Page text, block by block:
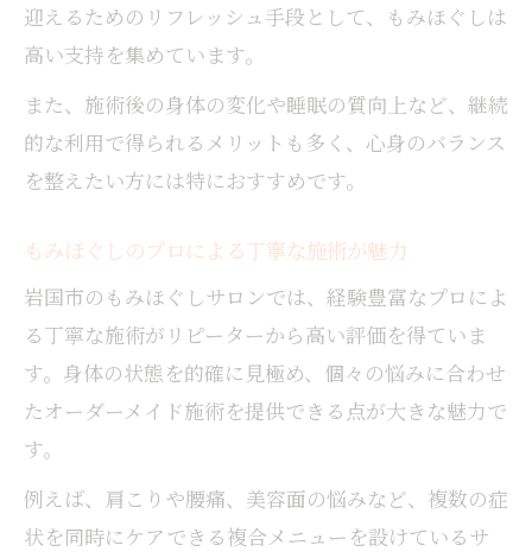
迎えるためのリフレッシュ手段として、もみほぐしは
高い支持を集めています。
また、施術後の身体の変化や睡眠の質向上など、継続
的な利用で得られるメリットも多く、心身のバランス
を整えたい方には特におすすめです。
もみほぐしのプロによる丁寧な施術が魅力
岩国市のもみほぐしサロンでは、経験豊富なプロによ
る丁寧な施術がリピーターから高い評価を得ていま
す。身体の状態を的確に見極め、個々の悩みに合わせ
たオーダーメイド施術を提供できる点が大きな魅力で
す。
例えば、肩こりや腰痛、美容面の悩みなど、複数の症
状を同時にケアできる複合メニューを設けているサ